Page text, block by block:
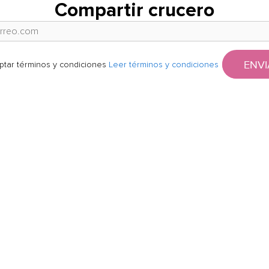
Compartir crucero
términos y condiciones Leer términos y condiciones